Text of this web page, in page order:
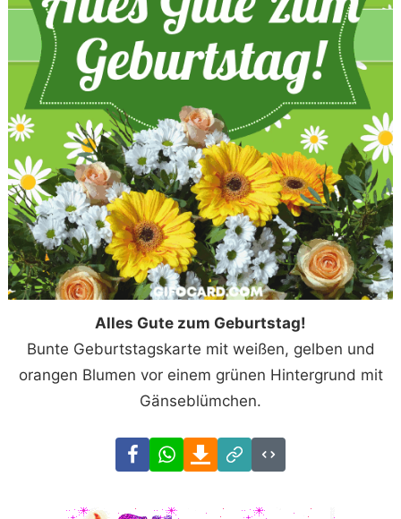
Alles Gute zum Geburtstag!
Bunte Geburtstagskarte mit weißen, gelben und
orangen Blumen vor einem grünen Hintergrund mit
Gänseblümchen.
FacebookWhatsAppDownload
Link
Code